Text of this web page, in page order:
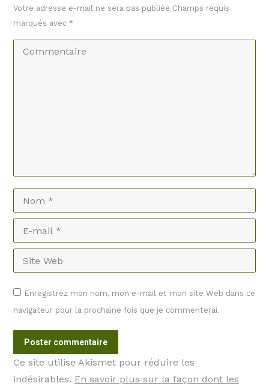
Votre adresse e-mail ne sera pas publiée Champs requis
marqués avec*
Commentaire
Nom *
E-mail *
Site Web
Enregistrez mon nom, mon e-mail et mon site Web dans ce
navigateur pour la prochaine fois que je commenterai.
Poster commentaire
Ce site utilise Akismet pour réduire les
indésirables. En savoir plus sur la façon dont les